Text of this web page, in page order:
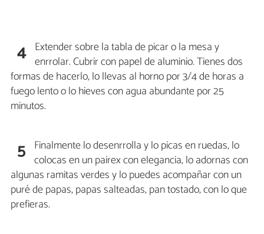
4 Extender sobre la tabla de picar o la mesa y
enrrolar. Cubrir con papel de aluminio. Tienes dos
formas de hacerlo, lo llevas al horno por 3/4 de horas a
fuego lento o lo hieves con agua abundante por 25
minutos.
5 Finalmente lo desenrrolla y lo picas en ruedas, lo
colocas en un pairex con elegancia, lo adornas con
algunas ramitas verdes y lo puedes acompañar con un
puré de papas, papas salteadas, pan tostado, con lo que
prefieras.